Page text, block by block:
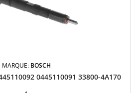
MARQUE: BOSCH
0445110091 33800-4A170